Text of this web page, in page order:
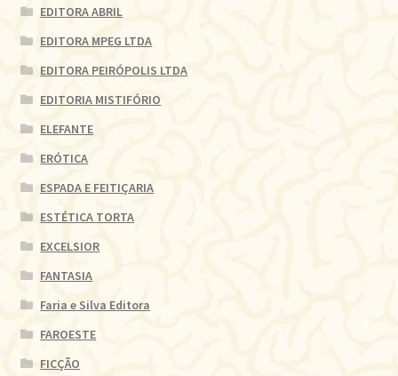
EDITORA ABRIL
EDITORA MPEG LTDA
EDITORA PEIRÓPOLIS LTDA
EDITORIA MISTIFÓRIO
ELEFANTE
ERÓTICA
ESPADA E FEITIÇARIA
ESTÉTICA TORTA
EXCELSIOR
FANTASIA
Faria e Silva Editora
FAROESTE
FICÇÃO